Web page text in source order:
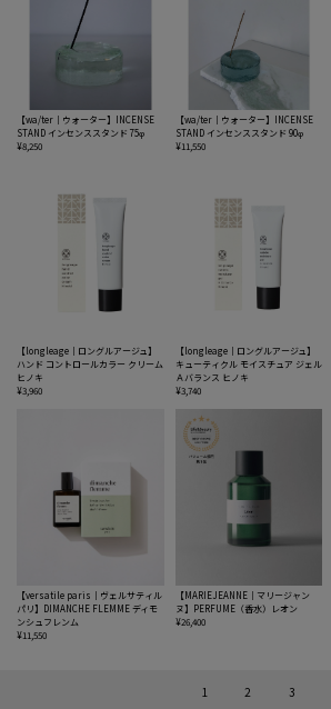
【wa/ter｜ウォーター】INCENSE
STAND インセンススタンド 75φ
¥8,250
【wa/ter｜ウォーター】INCENSE
STAND インセンススタンド 90φ
¥11,550
【longleage｜ロングルアージュ】
ハンド コントロールカラー クリーム
ヒノキ
¥3,960
【longleage｜ロングルアージュ】
キューティクル モイスチュア ジェル
Ａバランス ヒノキ
¥3,740
【versatile paris｜ヴェルサティル
パリ】DIMANCHE FLEMME ディモ
ンシュフレンム
¥11,550
【MARIEJEANNE｜マリージャン
ヌ】PERFUME（香水）レオン
¥26,400
1 2 3